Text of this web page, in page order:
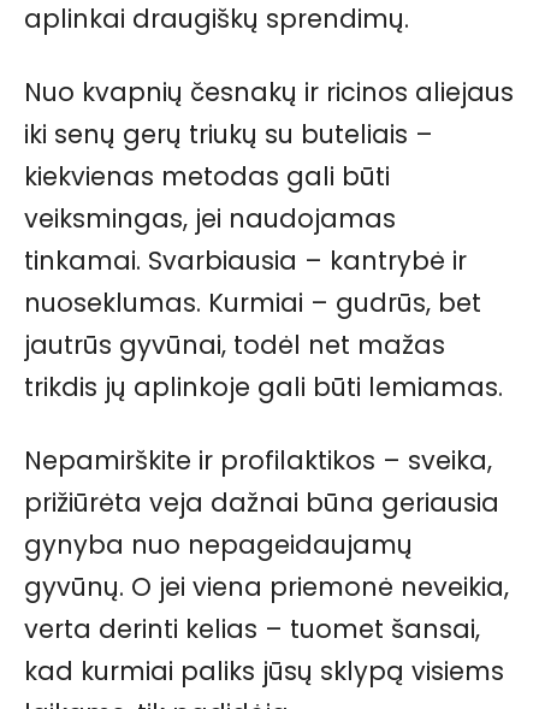
aplinkai draugiškų sprendimų.
Nuo kvapnių česnakų ir ricinos aliejaus
iki senų gerų triukų su buteliais –
kiekvienas metodas gali būti
veiksmingas, jei naudojamas
tinkamai. Svarbiausia – kantrybė ir
nuoseklumas. Kurmiai – gudrūs, bet
jautrūs gyvūnai, todėl net mažas
trikdis jų aplinkoje gali būti lemiamas.
Nepamirškite ir profilaktikos – sveika,
prižiūrėta veja dažnai būna geriausia
gynyba nuo nepageidaujamų
gyvūnų. O jei viena priemonė neveikia,
verta derinti kelias – tuomet šansai,
kad kurmiai paliks jūsų sklypą visiems